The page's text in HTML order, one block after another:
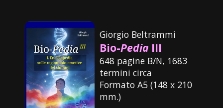
Giorgio Beltrammi
Bio-Pedia III
648 pagine B/N, 1683
termini circa
Formato A5 (148 x 210
mm.)